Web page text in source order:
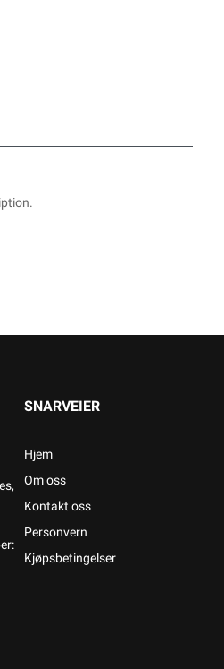
SNARVEIER
Hjem
Om oss
Kontakt oss
Personvern
Kjøpsbetingelser